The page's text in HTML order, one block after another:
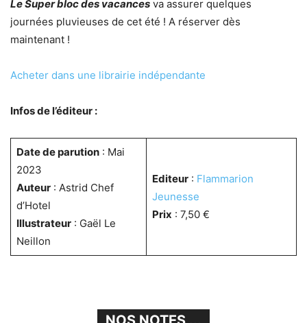
Le Super bloc des vacances va assurer quelques
journées pluvieuses de cet été ! A réserver dès
maintenant !
Acheter dans une librairie indépendante
Infos de l’éditeur :
Date de parution: Mai
2023
Auteur: Astrid Chef
d’Hotel
Illustrateur: Gaël Le
Neillon
Editeur: Flammarion
Jeunesse
Prix : 7,50 €